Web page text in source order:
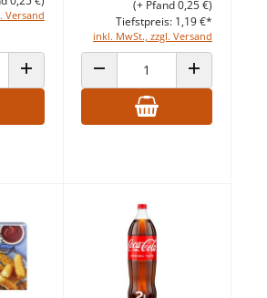
Versand
ANZAHL ERHÖHEN
inkl. MwSt., zzgl. Versand
(+ Pfand 0,25 €)
Tiefstpreis: 1,19 €*
ANZAHL VERRINGERNANZAHL